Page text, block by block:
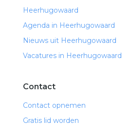
Heerhugowaard
Agenda in Heerhugowaard
Nieuws uit Heerhugowaard
Vacatures in Heerhugowaard
Contact
Contact opnemen
Gratis lid worden